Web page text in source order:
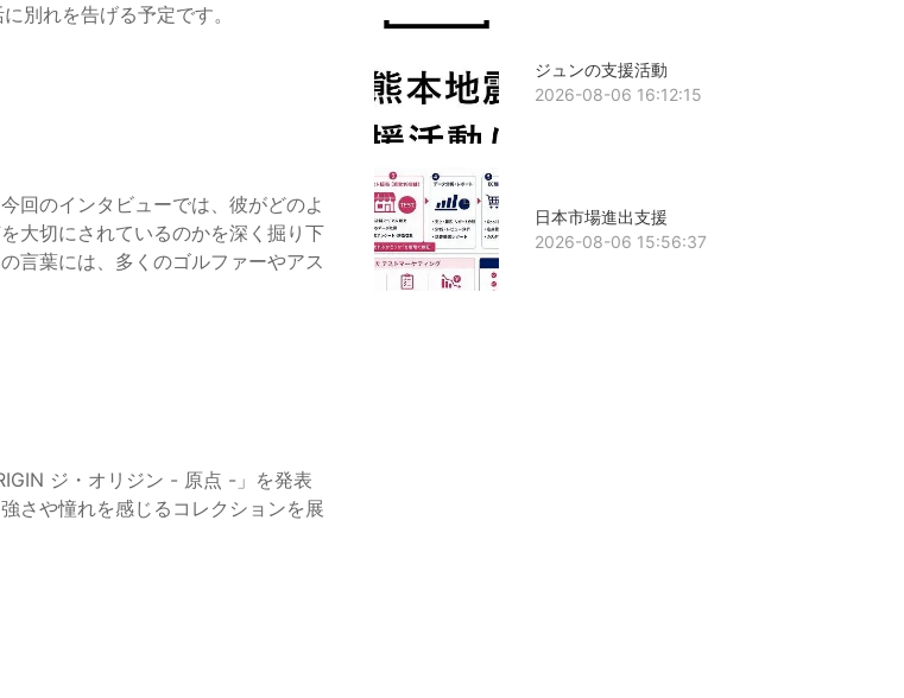
別れを告げる予定です。
回のインタビューでは、彼がどのよ
大切にされているのかを深く掘り下
言葉には、多くのゴルファーやアス
ジ・オリジン - 原点 -」を発表
さや憧れを感じるコレクションを展
ジュンの支援活動
2026-08-06 16:12:15
日本市場進出支援
2026-08-06 15:56:37